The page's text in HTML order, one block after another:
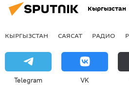
Кыргызстан
КЫРГЫЗСТАН САЯСАТ РАДИО
Telegram VK